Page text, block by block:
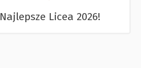
Najlepsze Licea 2026!